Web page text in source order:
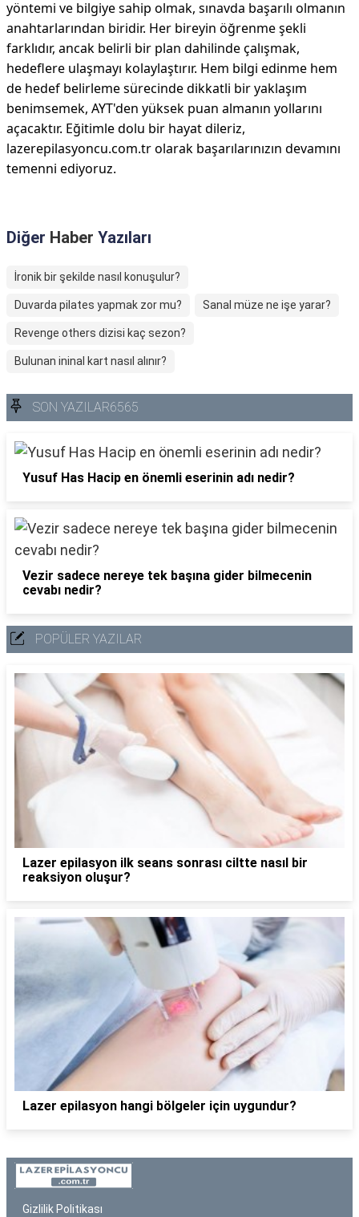
yöntemi ve bilgiye sahip olmak, sınavda başarılı olmanın
anahtarlarından biridir. Her bireyin öğrenme şekli
farklıdır, ancak belirli bir plan dahilinde çalışmak,
hedeflere ulaşmayı kolaylaştırır. Hem bilgi edinme hem
de hedef belirleme sürecinde dikkatli bir yaklaşım
benimsemek, AYT'den yüksek puan almanın yollarını
açacaktır. Eğitimle dolu bir hayat dileriz,
lazerepilasyoncu.com.tr olarak başarılarınızın devamını
temenni ediyoruz.
Diğer Haber Yazıları
İronik bir şekilde nasıl konuşulur?
Duvarda pilates yapmak zor mu? Sanal müze ne işe yarar?
Revenge others dizisi kaç sezon?
Bulunan ininal kart nasıl alınır?
SON YAZILAR6565
Yusuf Has Hacip en önemli eserinin adı nedir?
Vezir sadece nereye tek başına gider bilmecenin
cevabı nedir?
POPÜLER YAZILAR
Lazer epilasyon ilk seans sonrası ciltte nasıl bir
reaksiyon oluşur?
Lazer epilasyon hangi bölgeler için uygundur?
Gizlilik Politikası